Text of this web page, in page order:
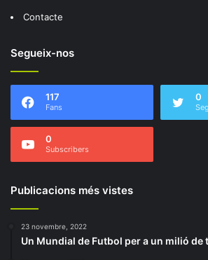
Contacte
Segueix-nos
117
Fans
0
0
Subscribers
Publicacions més vistes
23 novembre, 2022
Un Mundial de Futbol per a un milió de